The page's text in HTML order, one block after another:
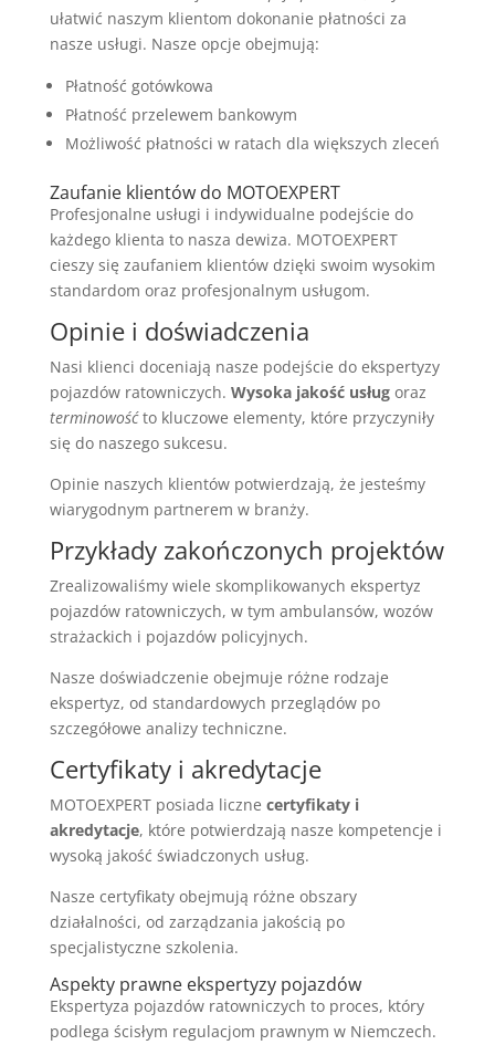
ułatwić naszym klientom dokonanie płatności za
nasze usługi. Nasze opcje obejmują:
Płatność gotówkowa
Płatność przelewem bankowym
Możliwość płatności w ratach dla większych zleceń
Zaufanie klientów do MOTOEXPERT
Profesjonalne usługi i indywidualne podejście do
każdego klienta to nasza dewiza. MOTOEXPERT
cieszy się zaufaniem klientów dzięki swoim wysokim
standardom oraz profesjonalnym usługom.
Opinie i doświadczenia
Nasi klienci doceniają nasze podejście do ekspertyzy
pojazdów ratowniczych. Wysoka jakość usługoraz
terminowośćto kluczowe elementy, które przyczyniły
się do naszego sukcesu.
Opinie naszych klientów potwierdzają, że jesteśmy
wiarygodnym partnerem w branży.
Przykłady zakończonych projektów
Zrealizowaliśmy wiele skomplikowanych ekspertyz
pojazdów ratowniczych, w tym ambulansów, wozów
strażackich i pojazdów policyjnych.
Nasze doświadczenie obejmuje różne rodzaje
ekspertyz, od standardowych przeglądów po
szczegółowe analizy techniczne.
Certyfikaty i akredytacje
MOTOEXPERT posiada liczne certyfikaty i
akredytacje, które potwierdzają nasze kompetencje i
wysoką jakość świadczonych usług.
Nasze certyfikaty obejmują różne obszary
działalności, od zarządzania jakością po
specjalistyczne szkolenia.
Aspekty prawne ekspertyzy pojazdów
Ekspertyza pojazdów ratowniczych to proces, który
podlega ścisłym regulacjom prawnym w Niemczech.